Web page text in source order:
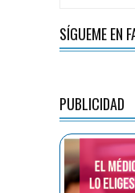
SÍGUEME EN
PUBLICIDAD